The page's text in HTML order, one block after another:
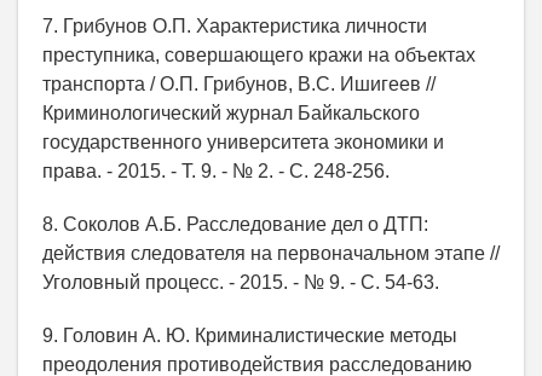
7. Грибунов О.П. Характеристика личности
преступника, совершающего кражи на объектах
транспорта / О.П. Грибунов, В.С. Ишигеев //
Криминологический журнал Байкальского
государственного университета экономики и
права. - 2015. - Т. 9. - № 2. - С. 248-256.
8. Соколов А.Б. Расследование дел о ДТП:
действия следователя на первоначальном этапе //
Уголовный процесс. - 2015. - № 9. - С. 54-63.
9. Головин А. Ю. Криминалистические методы
преодоления противодействия расследованию